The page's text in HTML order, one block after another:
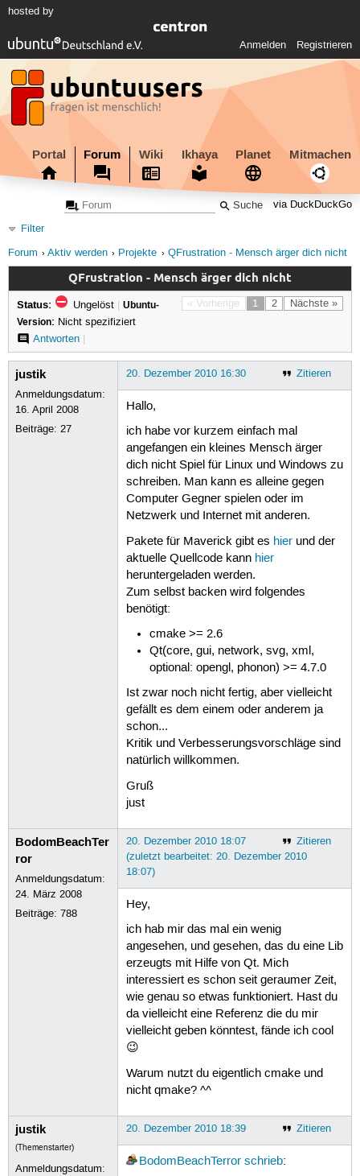
hosted by
Anmelden Registrieren
Portal Forum Wiki Ikhaya Planet Mitmachen
via DuckDuckGo
Filter
Forum
Aktiv werden Projekte QFrustration - Mensch ärger dich nicht
QFrustration - Mensch ärger dich nicht
« Vorherige 1 2 Nächste »
Status: Ungelöst | Ubuntu-
Version: Nicht spezifiziert
Antworten|
justik
Anmeldungsdatum:
16. April 2008
Beiträge:27
Zitieren
20. Dezember 2010 16:30
Hallo,
ich habe vor kurzem einfach mal
angefangen ein kleines Mensch ärger
dich nicht Spiel für Linux und Windows zu
schreiben. Man kann es alleine gegen
Computer Gegner spielen oder im
Netzwerk und Internet mit anderen.
Pakete für Maverick gibt es hierund der
aktuelle Quellcode kann hier
heruntergeladen werden.
Zum selbst backen wird folgendes
benötigt:
cmake >= 2.6
Qt(core, gui, network, svg, xml,
optional: opengl, phonon) >= 4.7.0
Ist zwar noch nicht fertig, aber vielleicht
gefällt es dem einem oder anderem ja
schon...
Kritik und Verbesserungsvorschläge sind
natürlich willkommen.
Gruß
just
BodomBeachTer
ror
Anmeldungsdatum:
24. März 2008
Beiträge:788
Zitieren
20. Dezember 2010 18:07
(zuletzt bearbeitet: 20. Dezember 2010
18:07)
Hey,
ich hab mir das mal ein wenig
angesehen, und gesehen, das du eine Lib
erzeugts mit Hilfe von Qt. Mich
interessiert es schon seit geraumer Zeit,
wie genau so etwas funktioniert. Hast du
da vielleicht eine Referenz die du mir
vielleicht geben könntest, fände ich cool
😉
Warum nutzt du eigentlich cmake und
nicht qmake? ^^
justik
(Themenstarter)
Anmeldungsdatum:
Zitieren
20. Dezember 2010 18:39
BodomBeachTerror schrieb: